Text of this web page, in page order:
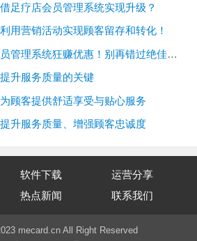
足疗店会员管理系统实现升级？
用营销活动实现顾客留存和转化！
教你如何利用足疗店会员管理系统狂赚优惠！别再错过绝佳福利！
升服务质量的关键
顾客提供舒适享受与贴心服务
升服务质量、增强顾客忠诚度
软件下载
运营分享
热点新闻 联系我们
mecard.cn All Right Reserved